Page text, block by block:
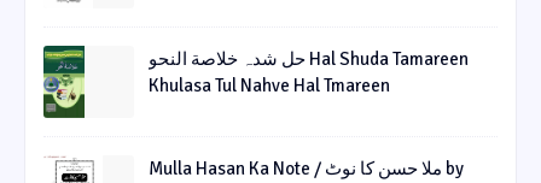
حل شدہ خلاصة النحو Hal Shuda Tamareen
Khulasa Tul Nahve Hal Tmareen
Mulla Hasan Ka Note / ملا حسن کا نوٹ by